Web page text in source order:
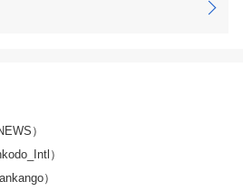
）
）
）